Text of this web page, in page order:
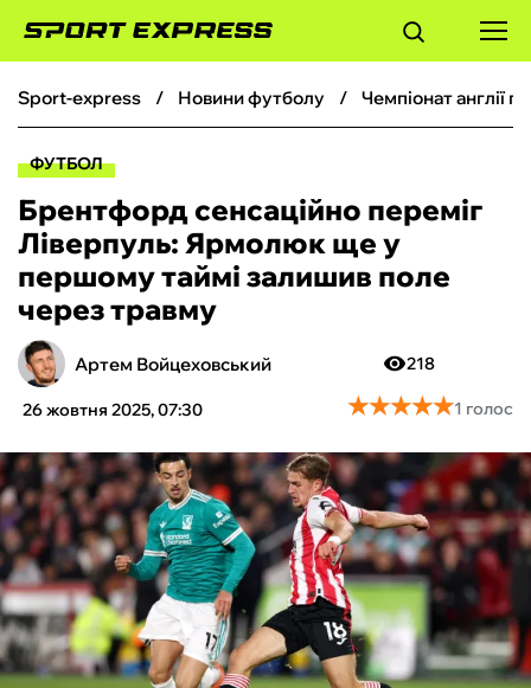
ФУТБОЛ
БОКС
ХОКЕЙ
ТЕНІС
КІБЕРСПОРТ
ЧС-2026
ФУТЗАЛ
ІНШІ
sport-express новини футболу чемпіонат англії
ФУТБОЛ
Брентфорд сенсаційно переміг
Ліверпуль: Ярмолюк ще у
першому таймі залишив поле
через травму
Артем Войцеховський
26 жовтня 2025, 07:30
218
★★★★★
★★★★★1 голос